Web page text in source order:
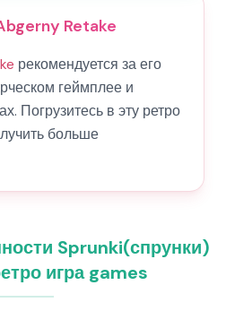
Retake
рекомендуется за его
геймплее и
Погрузитесь в эту ретро
больше
Sprunki(спрунки)
игра games